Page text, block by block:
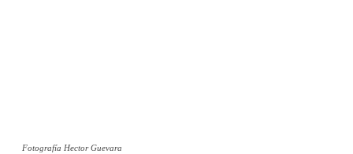
Fotografía Hector Guevara